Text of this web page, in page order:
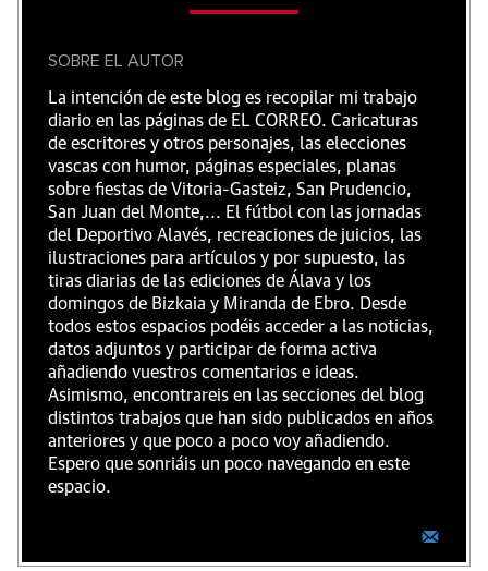
SOBRE EL AUTOR
La intención de este blog es recopilar mi trabajo
diario en las páginas de EL CORREO. Caricaturas
de escritores y otros personajes, las elecciones
vascas con humor, páginas especiales, planas
sobre fiestas de Vitoria-Gasteiz, San Prudencio,
San Juan del Monte,... El fútbol con las jornadas
del Deportivo Alavés, recreaciones de juicios, las
ilustraciones para artículos y por supuesto, las
tiras diarias de las ediciones de Álava y los
domingos de Bizkaia y Miranda de Ebro. Desde
todos estos espacios podéis acceder a las noticias,
datos adjuntos y participar de forma activa
añadiendo vuestros comentarios e ideas.
Asimismo, encontrareis en las secciones del blog
distintos trabajos que han sido publicados en años
anteriores y que poco a poco voy añadiendo.
Espero que sonriáis un poco navegando en este
espacio.